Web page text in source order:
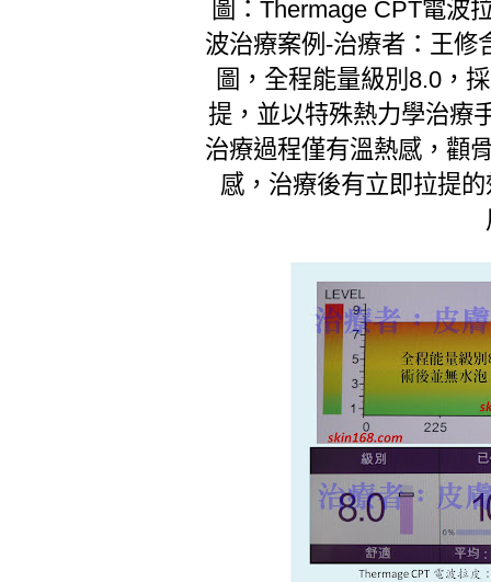
圖：Thermage CPT電波
波治療案例-治療者：王修
圖，全程能量級別8.0，
提，並以特殊熱力學治療
治療過程僅有溫熱感，顴
感，治療後有立即拉提